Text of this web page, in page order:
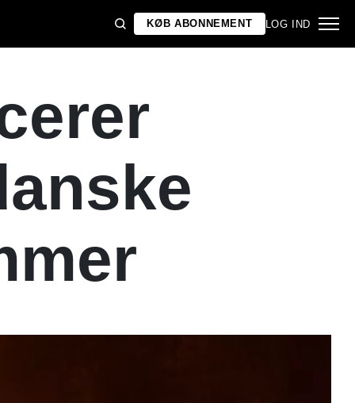
KØB ABONNEMENT LOG IND